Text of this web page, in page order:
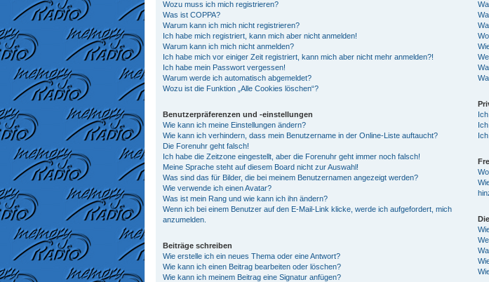
Wozu muss ich mich registrieren?
Was ist COPPA?
Warum kann ich mich nicht registrieren?
Ich habe mich registriert, kann mich aber nicht anmelden!
Warum kann ich mich nicht anmelden?
Ich habe mich vor einiger Zeit registriert, kann mich aber nicht mehr anmelden?!
Ich habe mein Passwort vergessen!
Warum werde ich automatisch abgemeldet?
Wozu ist die Funktion „Alle Cookies löschen“?
Benutzerpräferenzen und -einstellungen
Wie kann ich meine Einstellungen ändern?
Wie kann ich verhindern, dass mein Benutzername in der Online-Liste auftaucht?
Die Forenuhr geht falsch!
Ich habe die Zeitzone eingestellt, aber die Forenuhr geht immer noch falsch!
Meine Sprache steht auf diesem Board nicht zur Auswahl!
Was sind das für Bilder, die bei meinem Benutzernamen angezeigt werden?
Wie verwende ich einen Avatar?
Was ist mein Rang und wie kann ich ihn ändern?
Wenn ich bei einem Benutzer auf den E-Mail-Link klicke, werde ich aufgefordert, mich
anzumelden.
Beiträge schreiben
Wie erstelle ich ein neues Thema oder eine Antwort?
Wie kann ich einen Beitrag bearbeiten oder löschen?
Wie kann ich meinem Beitrag eine Signatur anfügen?